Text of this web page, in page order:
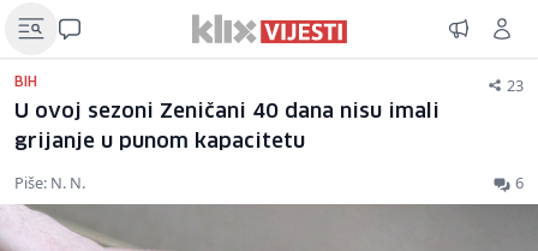
BIH 23
U ovoj sezoni Zeničani 40 dana nisu imali
grijanje u punom kapacitetu
Piše: N. N. 6